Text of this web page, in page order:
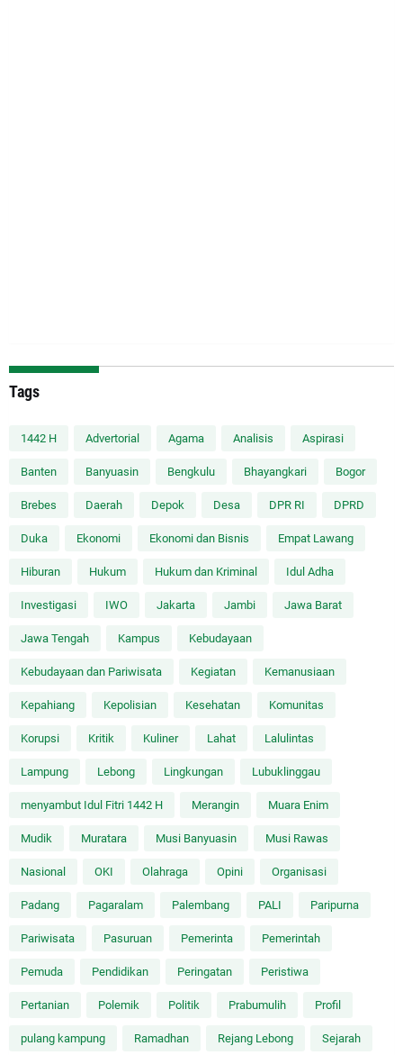
Tags
1442 H Advertorial Agama Analisis Aspirasi
Banten Banyuasin Bengkulu Bhayangkari Bogor
Brebes Daerah Depok Desa DPR RI DPRD
Duka Ekonomi Ekonomi dan Bisnis Empat Lawang
Hiburan Hukum Hukum dan Kriminal Idul Adha
Investigasi IWO Jakarta Jambi Jawa Barat
Jawa Tengah Kampus Kebudayaan
Kebudayaan dan Pariwisata Kegiatan Kemanusiaan
Kepahiang Kepolisian Kesehatan Komunitas
Korupsi Kritik Kuliner Lahat Lalulintas
Lampung Lebong Lingkungan Lubuklinggau
menyambut Idul Fitri 1442 H Merangin Muara Enim
Mudik Muratara Musi Banyuasin Musi Rawas
Nasional OKI Olahraga Opini Organisasi
Padang Pagaralam Palembang PALI Paripurna
Pariwisata Pasuruan Pemerinta Pemerintah
Pemuda Pendidikan Peringatan Peristiwa
Pertanian Polemik Politik Prabumulih Profil
pulang kampung Ramadhan Rejang Lebong Sejarah